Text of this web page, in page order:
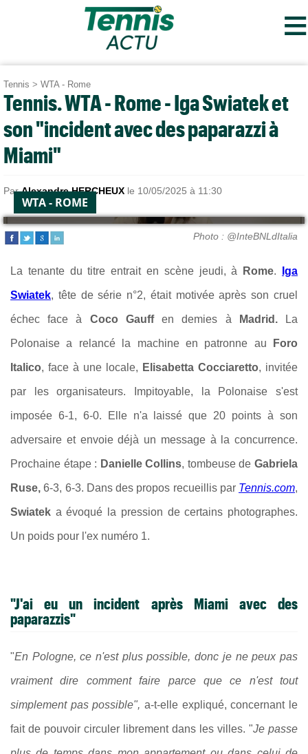
≡
Tennis > WTA - Rome
Tennis. WTA - Rome - Iga Swiatek et
son "incident avec des paparazzi à
Miami"
ParAlexandre HERCHEUX le 10/05/2025 à 11:30
WTA - ROME
Photo : @InteBNLdItalia
La tenante du titre entrait en scène jeudi, à Rome. Iga
Swiatek, tête de série n°2, était motivée après son cruel
échec face à Coco Gauffen demies à Madrid. La
Polonaise a relancé la machine en patronne au Foro
Italico, face à une locale, Elisabetta Cocciaretto, invitée
par les organisateurs. Impitoyable, la Polonaise s'est
imposée 6-1, 6-0. Elle n'a laissé que 20 points à son
adversaire et envoie déjà un message à la concurrence.
Prochaine étape : Danielle Collins, tombeuse de Gabriela
Ruse, 6-3, 6-3. Dans des propos recueillis par Tennis.com,
Swiatek a évoqué la pression de certains photographes.
Un poids pour l'ex numéro 1.
"J'ai eu un incident après Miami avec des
paparazzis"
"En Pologne, ce n'est plus possible, donc je ne peux pas
vraiment dire comment faire parce que ce n'est tout
simplement pas possible", a-t-elle expliqué, concernant le
fait de pouvoir circuler librement dans les villes. "Je passe